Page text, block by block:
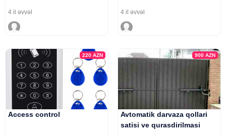
4 il əvvəl 4 il əvvəl
220AZN
Access control
900 AZN
Avtomatik darvaza qollari
satisi ve qurasdirilmasi